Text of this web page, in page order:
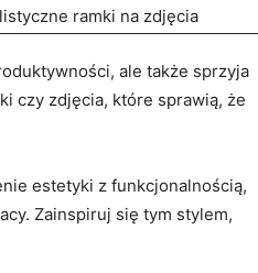
ramki na zdjęcia
ale także sprzyja
czy zdjęcia, które sprawią, że
estetyki z funkcjonalnością,
Zainspiruj się tym stylem,